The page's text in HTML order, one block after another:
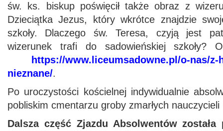
św. ks. biskup poświęcił także obraz z
Dzieciątka Jezus, który wkrótce znajdzie
szkoły. Dlaczego św. Teresa, czyją jest
wizerunek trafi do sadowieńskiej szkoły?
https://www.liceumsadowne.pl/o-nas/
nieznane/.
Po uroczystości kościelnej indywidualnie
pobliskim cmentarzu groby zmarłych nauczycieli
Dalsza część Zjazdu Absolwentów